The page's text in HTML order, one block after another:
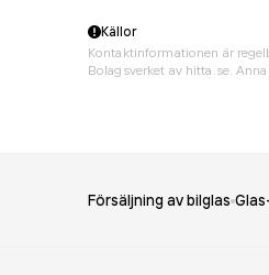
Källor
Kontaktinformationen är
Bolagsverket av hitta.se.
Försäljning av bilglas